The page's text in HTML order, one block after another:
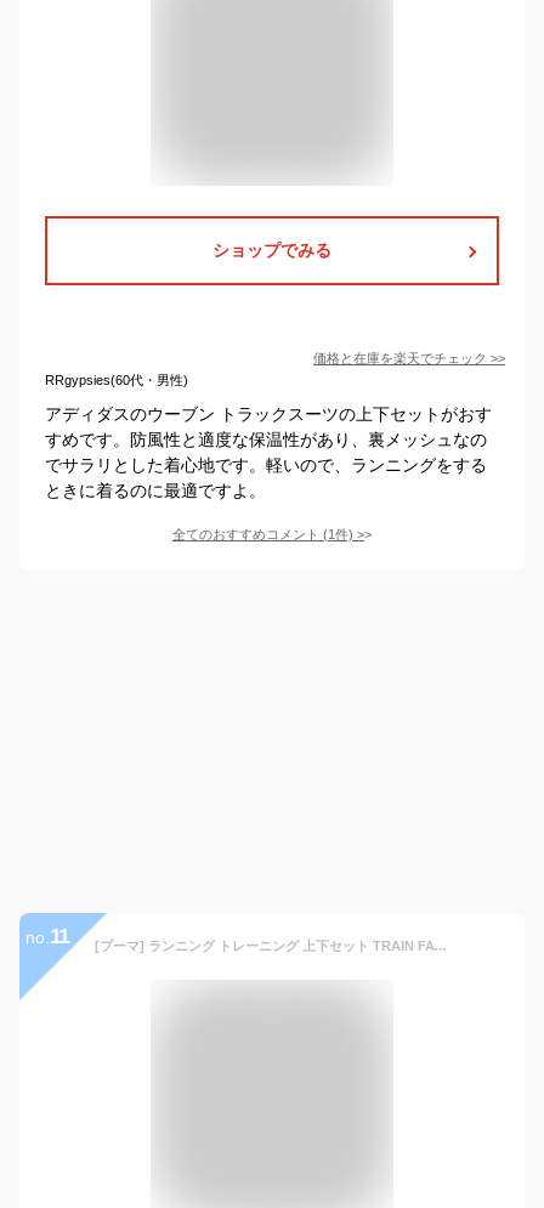
ショップでみる
価格と在庫を楽天でチェック >>
RRgypsies(60代・男性)
アディダスのウーブン トラックスーツの上下セットがおす
すめです。防風性と適度な保温性があり、裏メッシュなの
でサラリとした着心地です。軽いので、ランニングをする
ときに着るのに最適ですよ。
全てのおすすめコメント (1件) >
no. 11 [プーマ] ランニング トレーニング 上下セット TRAIN FAVORITE トラックスーツ 526371 メンズ 24年秋冬カラー ダーク オリーブ(81) L